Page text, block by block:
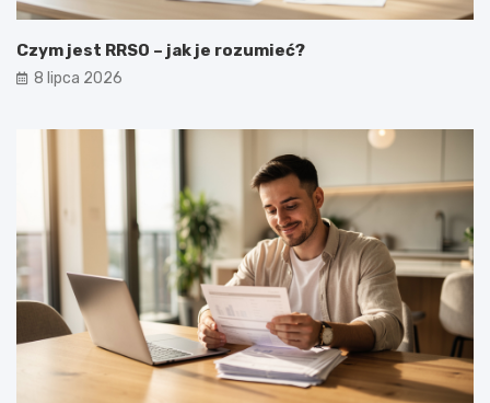
Czym jest RRSO – jak je rozumieć?
8 lipca 2026